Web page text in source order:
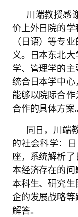
川端教授感
价上外日院的
（日语）等专
义。日本东北
学、管理学的
统合日本学中
能够以院际合
合作的具体方案。
同日，川端
的社会科学：
座，系统解析
本经济存在的
本科生、研究
企的发展战略
解答。